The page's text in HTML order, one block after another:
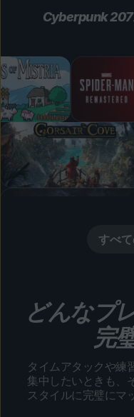
Cyberpunk
すべ
どんなプ
完
タイムアタックや練
集中したいときも、
スタイルに完璧にマ